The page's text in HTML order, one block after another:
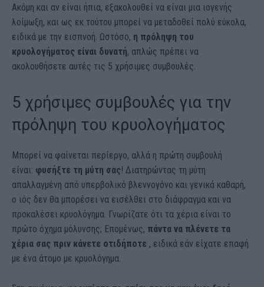
Ακόμη και αν είναι ήπια, εξακολουθεί να είναι μια ιογενής
λοίμωξη, και ως εκ τούτου μπορεί να μεταδοθεί πολύ εύκολα,
ειδικά με την εισπνοή. Ωστόσο, η πρόληψη του
κρυολογήματος είναι δυνατή, απλώς πρέπει να
ακολουθήσετε αυτές τις 5 χρήσιμες συμβουλές.
5 χρήσιμες συμβουλές για την
πρόληψη του κρυολογήματος
Μπορεί να φαίνεται περίεργο, αλλά η πρώτη συμβουλή
είναι: φυσήξτε τη μύτη σας! Διατηρώντας τη μύτη
απαλλαγμένη από υπερβολικό βλεννογόνο και γενικά καθαρή,
ο ιός δεν θα μπορέσει να εισέλθει στο διάφραγμα και να
προκαλέσει κρυολόγημα. Γνωρίζατε ότι τα χέρια είναι το
πρώτο όχημα μόλυνσης; Επομένως, πάντα να πλένετε τα
χέρια σας πριν κάνετε οτιδήποτε , ειδικά εάν είχατε επαφή
με ένα άτομο με κρυολόγημα.